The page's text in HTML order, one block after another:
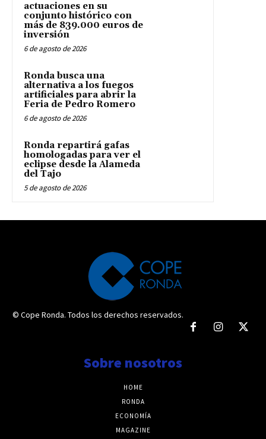
actuaciones en su
conjunto histórico con
más de 839.000 euros de
inversión
6 de agosto de 2026
Ronda busca una
alternativa a los fuegos
artificiales para abrir la
Feria de Pedro Romero
6 de agosto de 2026
Ronda repartirá gafas
homologadas para ver el
eclipse desde la Alameda
del Tajo
5 de agosto de 2026
© Cope Ronda. Todos los derechos reservados.
Sobre nosotros
HOME
RONDA
ECONOMÍA
MAGAZINE